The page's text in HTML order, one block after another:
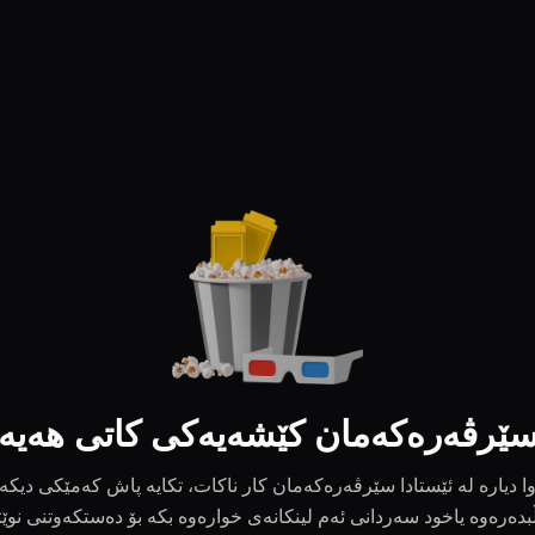
کێشەیەکی کاتی
وا دیارە لە ئێستادا سێرڤەرەکەمان کار ناکات، تکایە پاش کەمێکی دیکە
یاخود سەردانی ئەم لینکانەی خوارەوە بکە بۆ دەستکەوتنی